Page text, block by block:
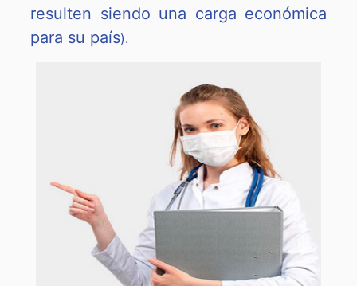
resulten siendo una carga económica
para su país).